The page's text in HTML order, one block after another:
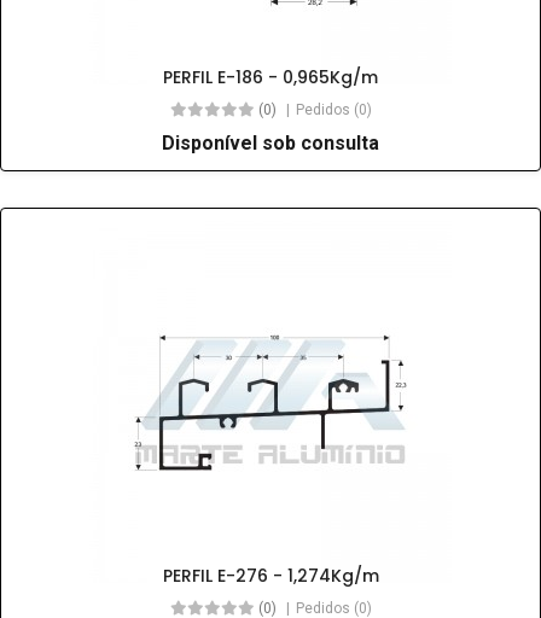
PERFIL E-186 - 0,965Kg/m
(0) Pedidos (0)
Disponível sob consulta
PERFIL E-276 - 1,274Kg/m
(0) Pedidos (0)